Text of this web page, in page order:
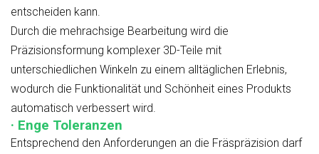
entscheiden kann.
Durch die mehrachsige Bearbeitung wird die
Präzisionsformung komplexer 3D-Teile mit
unterschiedlichen Winkeln zu einem alltäglichen Erlebnis,
wodurch die Funktionalität und Schönheit eines Produkts
automatisch verbessert wird.
· Enge Toleranzen
Entsprechend den Anforderungen an die Fräspräzision darf